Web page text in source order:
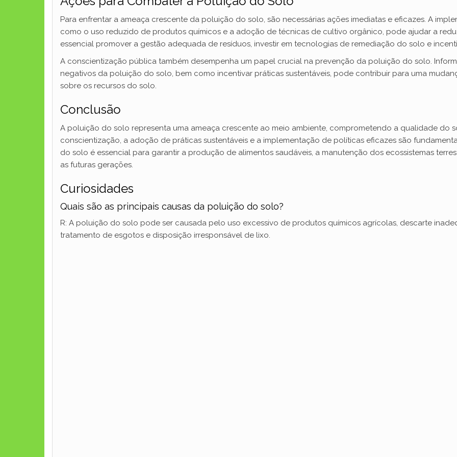
d
e
Para enfrentar a ameaça crescente da poluição do solo, são necessárias ações imediatas e eficazes. A
como o uso reduzido de produtos químicos e a adoção de técnicas de cultivo orgânico, pode ajudar a
essencial promover a gestão adequada de resíduos, investir em tecnologias de remediação do solo e
A conscientização pública também desempenha um papel crucial na prevenção da poluição do solo.
negativos da poluição do solo, bem como incentivar práticas sustentáveis, pode contribuir para uma
sobre os recursos do solo.
Conclusão
A poluição do solo representa uma ameaça crescente ao meio ambiente, comprometendo a qualidade do
conscientização, a adoção de práticas sustentáveis e a implementação de políticas eficazes são
do solo é essencial para garantir a produção de alimentos saudáveis, a manutenção dos ecossistemas
as futuras gerações.
Curiosidades
Quais são as principais causas da poluição do solo?
R: A poluição do solo pode ser causada pelo uso excessivo de produtos químicos agrícolas, descarte
tratamento de esgotos e disposição irresponsável de lixo.